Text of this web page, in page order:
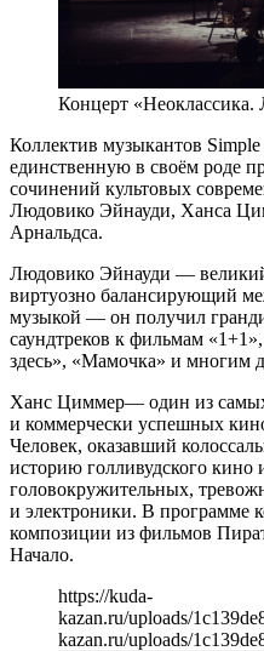
Концерт «Неоклассика.
Коллектив музыкантов Simple
единственную в своём роде
сочинений культовых
Людовико Эйнауди, Ханса
Арнальдса.
Людовико Эйнауди —
виртуозно балансирующий
музыкой — он получил
саундтреков к фильмам
здесь», «Мамочка» и многим
Ханс Циммер— один из
и коммерчески успешных
Человек, оказавший
историю голливудского кино
головокружительных,
и электроники. В программе
композиции из фильмов
Начало.
https://kuda-
kazan.ru/uploads/
kazan.ru/uploads/